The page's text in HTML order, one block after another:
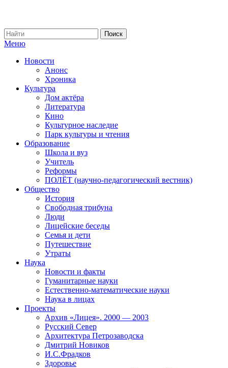
Меню
Новости
Анонс
Хроника
Культура
Дом актёра
Литература
Кино
Культурное наследие
Парк культуры и чтения
Образование
Школа и вуз
Учитель
Реформы
ПОЛЁТ (научно-педагогический вестник)
Общество
История
Свободная трибуна
Люди
Лицейские беседы
Семья и дети
Путешествие
Утраты
Наука
Новости и факты
Гуманитарные науки
Естественно-математические науки
Наука в лицах
Проекты
Архив «Лицея». 2000 — 2003
Русский Север
Архитектура Петрозаводска
Дмитрий Новиков
И.С.Фрадков
Здоровье